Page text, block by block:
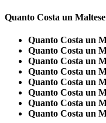
Quanto Costa un
Quanto Costa un
Quanto Costa un
Quanto Costa un
Quanto Costa un
Quanto Costa un
Quanto Costa un
Quanto Costa un
Quanto Costa un